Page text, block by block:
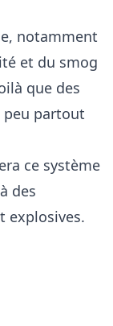
notamment
et du smog
que des
peu partout
ce système
des
explosives.